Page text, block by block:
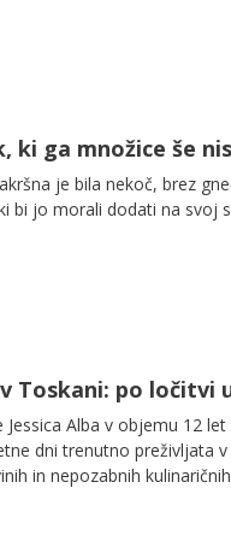
ki ga množice še
je bila nekoč, brez
bi jo morali dodati na svoj
Toskani: po ločitvi
Alba v objemu 12
dni trenutno preživljata
in nepozabnih